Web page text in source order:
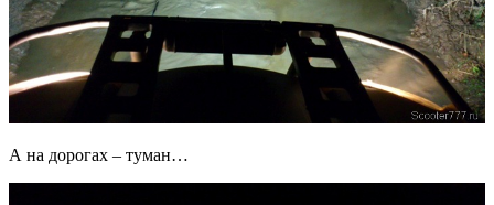
А на дорогах – туман…